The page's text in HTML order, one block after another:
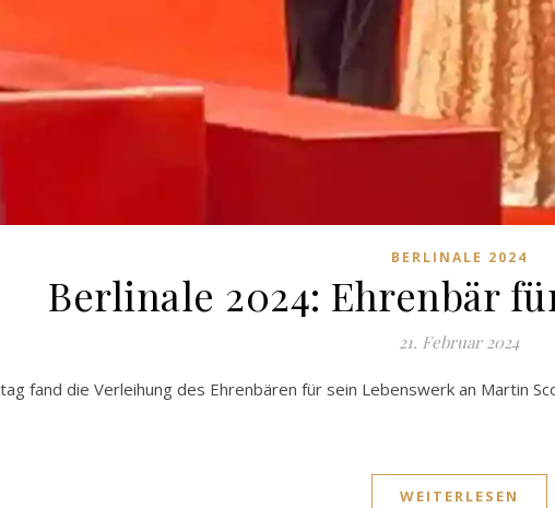
BERLINALE 2024
Berlinale 2024: Ehrenbär
21. Februar 2024
fand die Verleihung des Ehrenbären für sein Lebenswerk an Martin
WEITERLESEN